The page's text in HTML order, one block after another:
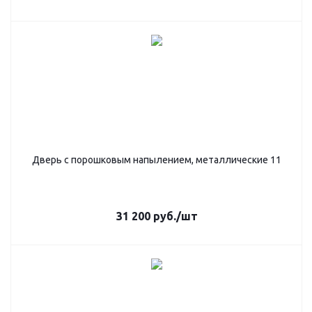
Дверь с порошковым напылением, металлические 11
31 200руб./шт